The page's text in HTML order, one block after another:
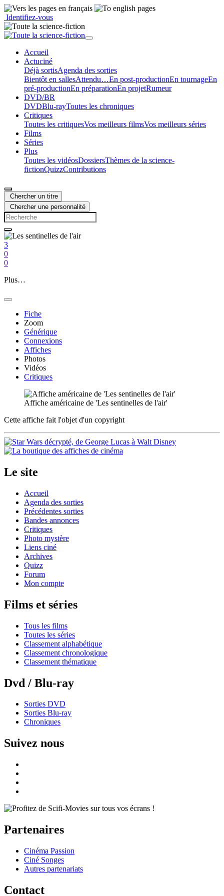
Identifiez-vous
Accueil
Actuciné
Déjà sortisAgenda des sorties
Bientôt en sallesAttendu…En post-productionEn tournageEn
pré-productionEn préparationEn projetRumeur
DVD/BR
DVDBlu-rayToutes les chroniques
Critiques
Toutes les critiquesVos meilleurs filmsVos meilleurs séries
Films
Séries
Plus
Toutes les vidéosDossiersThèmes de la science-
fictionQuizzContributions
Chercher un titre
Chercher une personnalité
3
0
0
Plus…
Fiche
Zoom
Générique
Connexions
Affiches
Photos
Vidéos
Critiques
Affiche américaine de 'Les sentinelles de l'air'
Cette affiche fait l'objet d'un copyright
Le site
Accueil
Agenda des sorties
Précédentes sorties
Bandes annonces
Critiques
Photo mystère
Liens ciné
Archives
Quizz
Forum
Mon compte
Films et séries
Tous les films
Toutes les séries
Classement alphabétique
Classement chronologique
Classement thématique
Dvd / Blu-ray
Sorties DVD
Sorties Blu-ray
Chroniques
Suivez nous
Partenaires
Cinéma Passion
Ciné Songes
Autres partenariats
Contact